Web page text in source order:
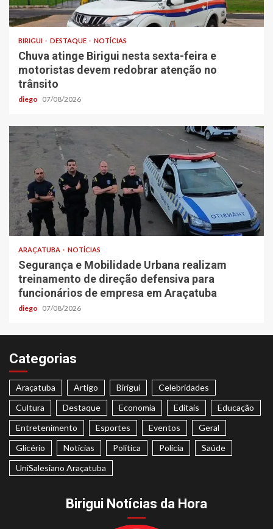
BIRIGUI DESTAQUE NOTÍCIAS
Chuva atinge Birigui nesta sexta-feira e
motoristas devem redobrar atenção no
trânsito
diego 07/08/2026
ARAÇATUBA NOTÍCIAS
Segurança e Mobilidade Urbana realizam
treinamento de direção defensiva para
funcionários de empresa em Araçatuba
diego 07/08/2026
Categorias
Araçatuba Artigo Birigui
Celebridades
Cultura
Destaque Economia Editais
Educação
Entretenimento
Esportes Eventos
Geral
Glicério
Notícias Politica Polícia
Saúde
UniSalesiano Araçatuba
Birigui Notícias da Hora